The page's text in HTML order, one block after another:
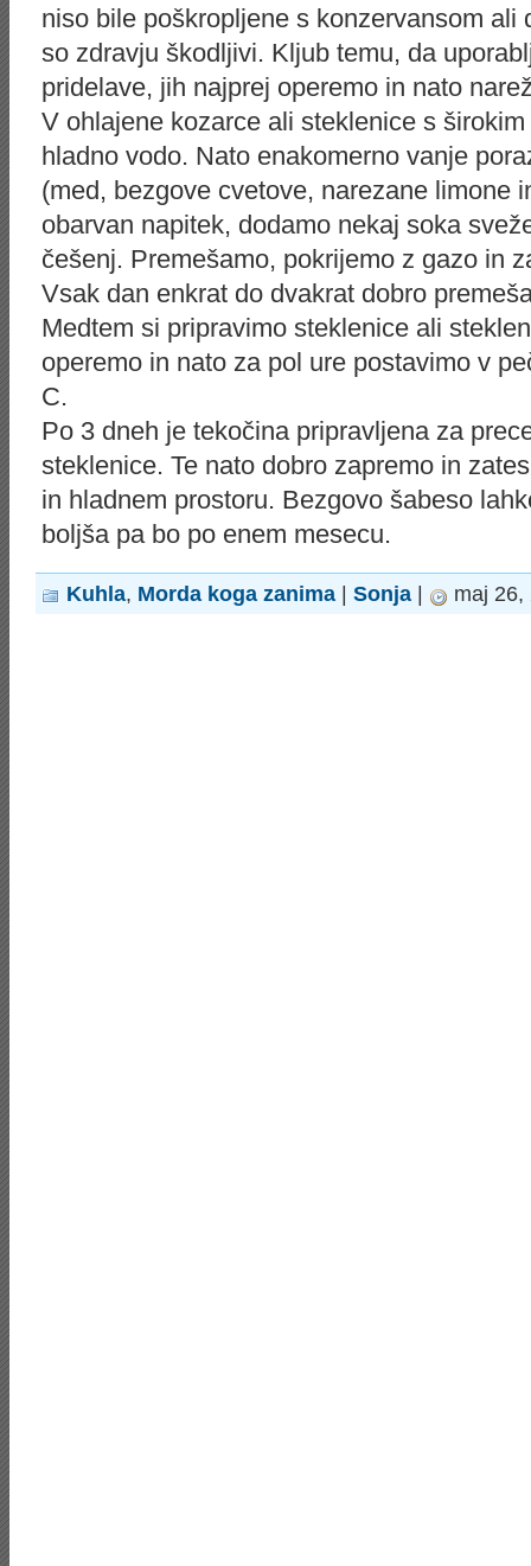
niso bile poškropljene s konzervansom ali
so zdravju škodljivi. Kljub temu, da
pridelave, jih najprej operemo in nato
V ohlajene kozarce ali steklenice s
hladno vodo. Nato enakomerno vanje
(med, bezgove cvetove, narezane limone
obarvan napitek, dodamo nekaj soka
češenj. Premešamo, pokrijemo z gazo in
Vsak dan enkrat do dvakrat dobro
Medtem si pripravimo steklenice ali
operemo in nato za pol ure postavimo v
C.
Po 3 dneh je tekočina pripravljena za
steklenice. Te nato dobro zapremo in
in hladnem prostoru. Bezgovo šabeso
boljša pa bo po enem mesecu.
Kuhla, Morda koga zanima Sonja maj 26,